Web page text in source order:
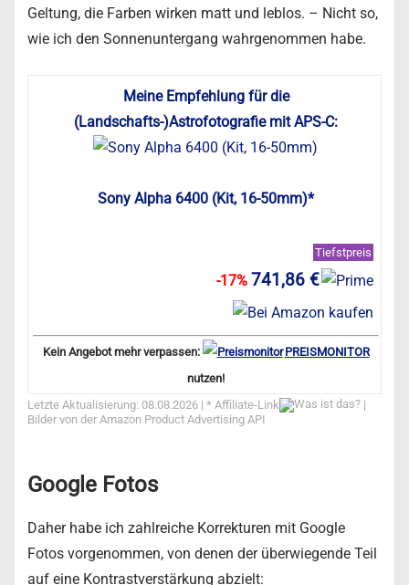
Geltung, die Farben wirken matt und leblos. – Nicht so,
wie ich den Sonnenuntergang wahrgenommen habe.
Meine Empfehlung für die
(Landschafts-)Astrofotografie mit APS-C:
Sony Alpha 6400 (Kit, 16-50mm)*
Tiefstpreis
-17% 741,86 €
Kein Angebot mehr verpassen:
PREISMONITOR
nutzen!
Letzte Aktualisierung: 08.08.2026 | * Affiliate-Link
|
Bilder von der Amazon Product Advertising API
Google Fotos
Daher habe ich zahlreiche Korrekturen mit Google
Fotos vorgenommen, von denen der überwiegende Teil
auf eine Kontrastverstärkung abzielt: